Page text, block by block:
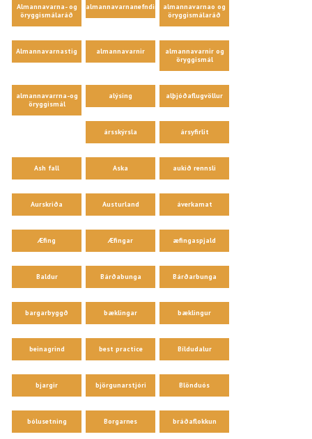
Almannavarna- og
öryggismálaráð
almannavarnanefndir
almannavarnao og
öryggismálaráð
Almannavarnastig almannavarnir
almannavarnir og
öryggismál
almannavarrna-og
öryggismál
alýsing alþjóðaflugvöllur
ársskýrsla ársyfirlit
Ash fall Aska aukið rennsli
Aurskriða Austurland áverkamat
Æfing Æfingar æfingaspjald
Baldur Bárðabunga Bárðarbunga
bargarbyggð bæklingar bæklingur
beinagrind best practice Bíldudalur
bjargir björgunarstjóri Blönduós
bólusetning Borgarnes bráðaflokkun